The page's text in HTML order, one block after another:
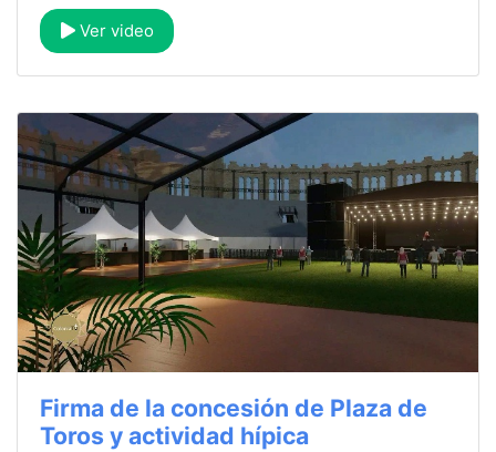
Ver video
Firma de la concesión de Plaza de
Toros y actividad hípica